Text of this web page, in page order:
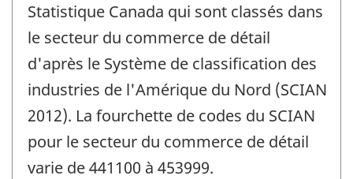
Statistique Canada qui sont classés dans
le secteur du commerce de détail
d'après le Système de classification des
industries de l'Amérique du Nord (SCIAN
2012). La fourchette de codes du SCIAN
pour le secteur du commerce de détail
varie de 441100 à 453999.